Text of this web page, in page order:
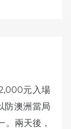
元入場
防澳洲當局
兩天後，